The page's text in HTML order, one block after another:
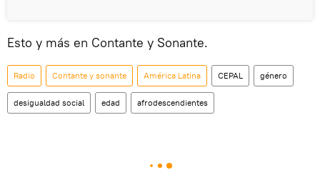
Esto y más en Contante y Sonante.
Radio Contante y sonante América Latina CEPAL género
desigualdad social edad afrodescendientes